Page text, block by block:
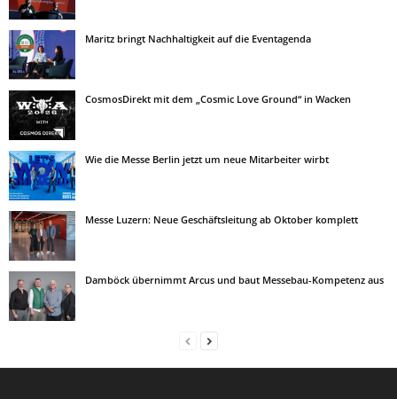
Maritz bringt Nachhaltigkeit auf die Eventagenda
CosmosDirekt mit dem „Cosmic Love Ground“ in Wacken
Wie die Messe Berlin jetzt um neue Mitarbeiter wirbt
Messe Luzern: Neue Geschäftsleitung ab Oktober komplett
Damböck übernimmt Arcus und baut Messebau-Kompetenz aus